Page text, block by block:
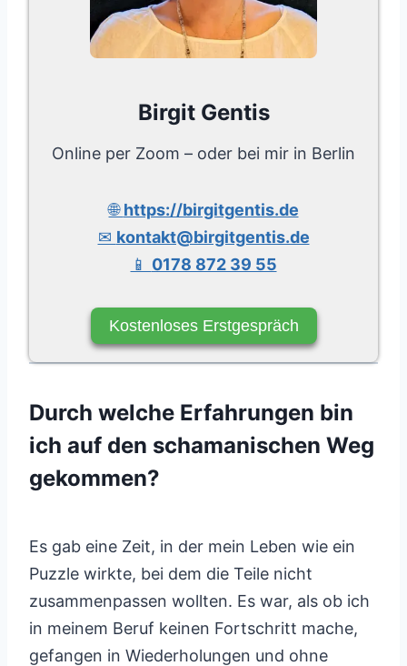
Birgit Gentis
Online per Zoom – oder bei mir in Berlin
🌐https://birgitgentis.de
✉ kontakt@birgitgentis.de
📱 0178 872 39 55
Kostenloses Erstgespräch
Durch welche Erfahrungen bin
ich auf den schamanischen Weg
gekommen?
Es gab eine Zeit, in der mein Leben wie ein
Puzzle wirkte, bei dem die Teile nicht
zusammenpassen wollten. Es war, als ob ich
in meinem Beruf keinen Fortschritt mache,
gefangen in Wiederholungen und ohne